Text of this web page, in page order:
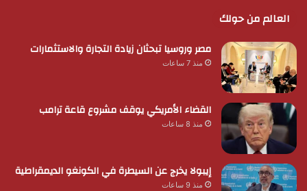
العالم من حولك
مصر وروسيا تبحثان زيادة التجارة والاستثمارات
منذ 7 ساعات
القضاء الأمريكي يوقف مشروع قاعة ترامب
منذ 8 ساعات
إيبولا يخرج عن السيطرة في الكونغو الديمقراطية
منذ 9 ساعات